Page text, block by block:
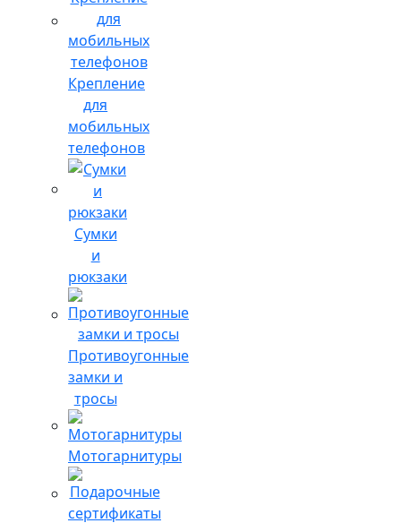
Крепление
для
мобильных
телефонов
Сумки
и
рюкзаки
Противоугонные
замки и
тросы
Мотогарнитуры